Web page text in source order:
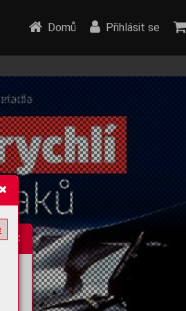
Domů Přihlásit se